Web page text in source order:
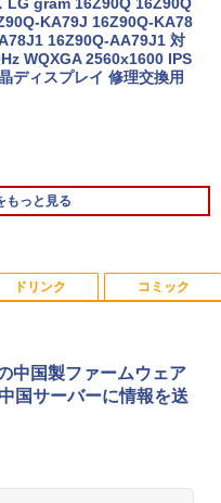
/10%オフクーポン】【ワ
ThinkPad L380 第8世代
き
KA79J 16Z90Q-KA78
16Z90Q-AA79J1 対
WQXGA 2560x1600 IPS
ディスプレイ 修理交換用
もっと見る
原爆が落ちてくると
空を見ていた （一般書 51
ビ放送編『いしぶみ』 ]
P40i オフホワイト
feat. Flo Milli, ATL Jacob
ドリンク
水 ラベルレス 500ml ×24本
バナジウム含有 水 ミネラル
トボトル 静岡県産 500ミリリ
コミック
と 17巻 (デジタル版ビッグガ
)
中国製ファームウェア
国サーバーに情報を送